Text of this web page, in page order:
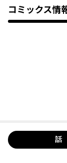
に
新しい魔法を創り
カクヨム年間ラ
第1位獲得の超人
コミックス情
話